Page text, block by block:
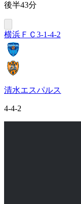
後半43分
横浜ＦＣ 3-1-4-2
清水エスパルス
4-4-2